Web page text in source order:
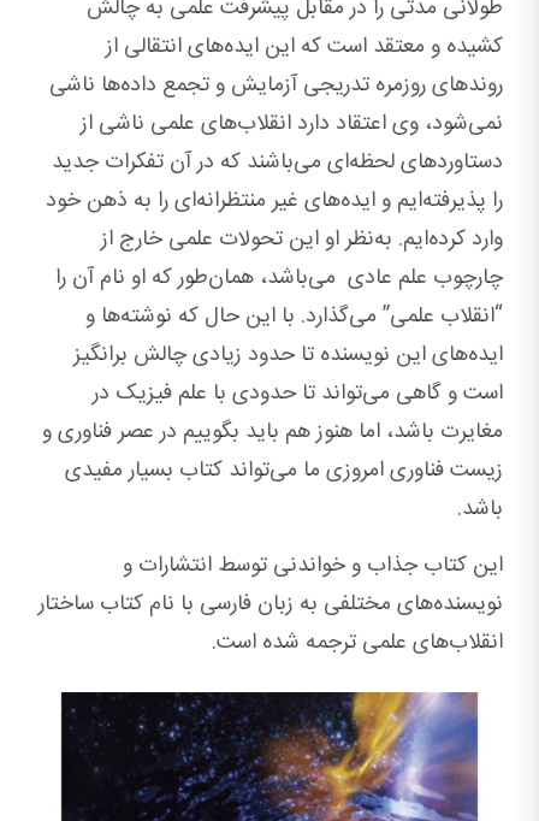
طولانی مدتی را در مقابل پیشرفت علمی به‌ چالش
کشیده و معتقد است که این ایده‌های انتقالی از
روندهای روزمره تدریجی آزمایش و تجمع داده‌ها ناشی
نمی‌شود، وی اعتقاد دارد انقلاب‌های علمی ناشی از
دستاوردهای لحظه‌ای می‌باشند که در آن تفکرات جدید
را پذیرفته‌ایم و ایده‌های غیر منتظرانه‌ای را به ‌ذهن خود
وارد کرده‌ایم. به‌نظر او این تحولات علمی خارج از
چارچوب علم عادی می‌باشد، همان‌طور که او نام آن را
“انقلاب علمی” می‌گذارد. با این حال که نوشته‌ها و
ایده‌های این نویسنده تا حدود زیادی چالش برانگیز
است و گاهی می‌تواند تا حدودی با علم فیزیک در
مغایرت باشد، اما هنوز هم باید بگوییم در عصر فناوری و
زیست فناوری امروزی ما می‌تواند کتاب بسیار مفیدی
باشد.
این کتاب جذاب و خواندنی توسط انتشارات و
نویسنده‌های مختلفی به زبان فارسی با نام کتاب ساختار
انقلاب‌های علمی ترجمه شده است.